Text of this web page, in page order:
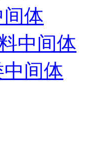
间体
中间体
间体